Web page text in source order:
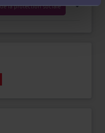
la protection sociale